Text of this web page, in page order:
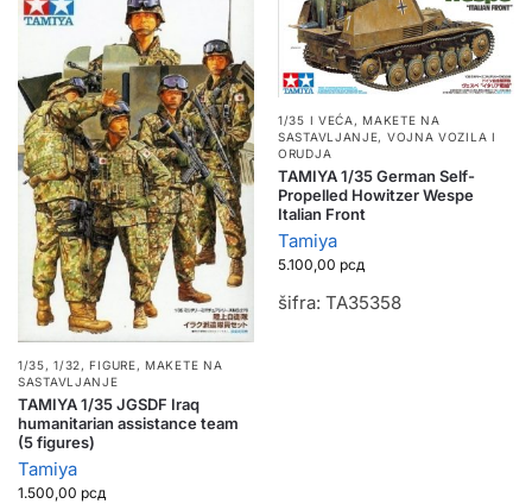
1/35, 1/32,FIGURE,MAKETE NA
SASTAVLJANJE
TAMIYA 1/35 JGSDF Iraq
humanitarian assistance team
(5 figures)
Tamiya
1.500,00 рсд
1/35 I VEĆA ,MAKETE NA
SASTAVLJANJE, VOJNA VOZILA I
ORUDJA
TAMIYA 1/35 German Self-
Propelled Howitzer Wespe
Italian Front
Tamiya
5.100,00 рсд
šifra: TA35358